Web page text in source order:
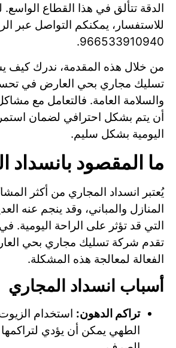
الدقة تتألق في هذا القطاع
للاستفسار، يمكنكم التواصل عبر
966533910940.
من خلال هذه المقدمة، ندرك كيف
تسليك مجاري بحي العارض في
والسلامة العامة. فالتعامل مع
أن يتم بشكل احترافي لضمان
اليومية بشكل سليم.
ما المقصود بانسداد
يُعتبر انسداد المجاري من أكثر
المنازل والمباني، وقد ينجم عنه
التي قد تؤثر على الراحة اليومية.
تقدم شركة تسليك مجاري بحي
الفعالة لمعالجة هذه المشكلة.
أسباب انسداد المجاري
تراكم الدهون: استخدام
الطهي يمكن أن يؤدي